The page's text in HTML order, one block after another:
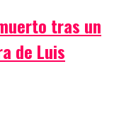
tras un
de Luis